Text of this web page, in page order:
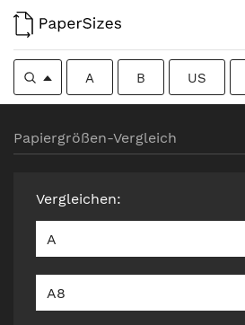
A B US
Papiergrößen-Vergleich
Vergleichen:
A
A8